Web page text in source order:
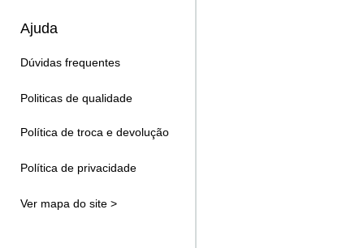
Ajuda
Dúvidas frequentes
Politicas de qualidade
Política de troca e devolução
Política de privacidade
Ver mapa do site >